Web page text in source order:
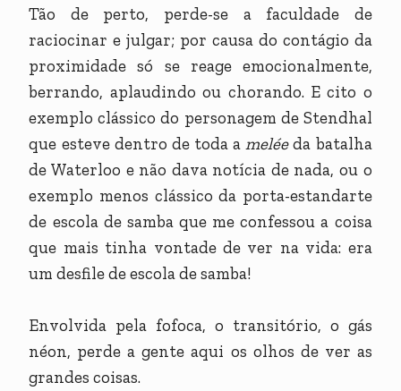
Tão de perto, perde-se a faculdade de
raciocinar e julgar; por causa do contágio da
proximidade só se reage emocionalmente,
berrando, aplaudindo ou chorando. E cito o
exemplo clássico do personagem de Stendhal
que esteve dentro de toda ameléeda batalha
de Waterloo e não dava notícia de nada, ou o
exemplo menos clássico da porta-estandarte
de escola de samba que me confessou a coisa
que mais tinha vontade de ver na vida: era
um desfile de escola de samba!
Envolvida pela fofoca, o transitório, o gás
néon, perde a gente aqui os olhos de ver as
grandes coisas.